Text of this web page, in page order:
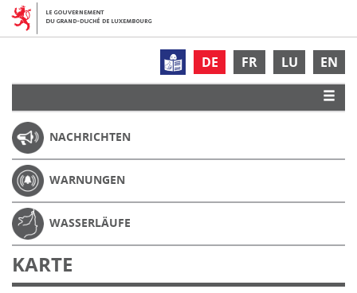
DE FR LU EN
NACHRICHTEN
WARNUNGEN
WASSERLÄUFE
KARTE